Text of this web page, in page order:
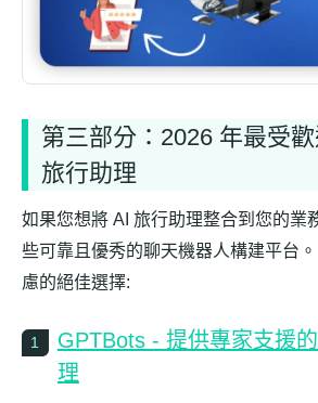
第三部分：2026 年最受
旅行助理
如果您想將 AI 旅行助理整合到您的業
些可靠且優秀的聊天機器人構建平台
慮的絕佳選擇:
1
GPTBots - 提供專家支援
理